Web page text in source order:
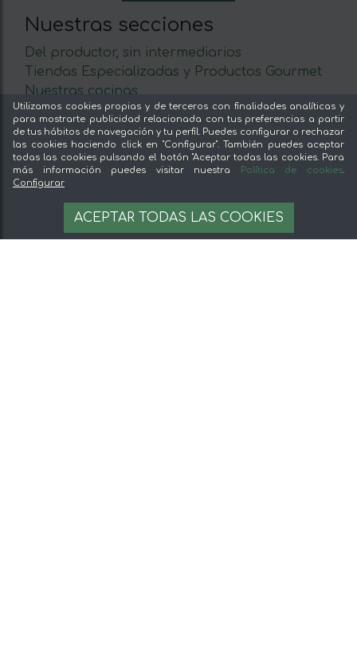
Nuestras secciones
Del productor, sin intermediarios
Tiendas Especializadas y Productos Gourmet
Nuestras cocinas
Supermercado
Ofertas y promociones
Recomienda y gana
Descubre los alimentos
Sobre mentta
Utilizamos cookies propias y de terceros con finalidades analíticas y
para mostrarte publicidad relacionada con tus preferencias a partir
de tus hábitos de navegación y tu perfil. Puedes configurar o rechazar
las cookies haciendo click en "Configurar". También puedes aceptar
todas las cookies pulsando el botón "Aceptar todas las cookies. Para
más información puedes visitar nuestra
Política de cookies.
Configurar
ACEPTAR TODAS LAS COOKIES